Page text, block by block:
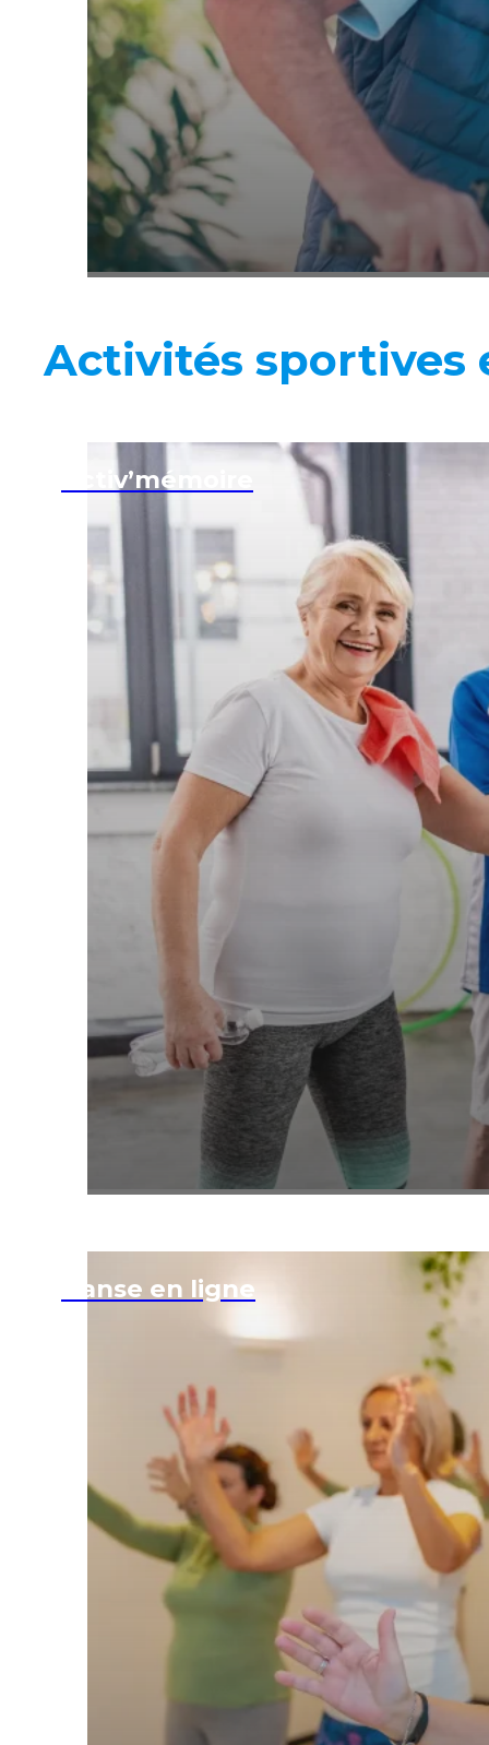
Activités sportives
Activ’mémoire
Danse en ligne